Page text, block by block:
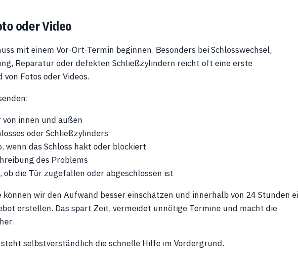
oder Video
mit einem Vor-Ort-Termin beginnen. Besonders bei Schlosswechsel,
Reparatur oder defekten Schließzylindern reicht oft eine erste
Fotos oder Videos.
innen und außen
oder Schließzylinders
wenn das Schloss hakt oder blockiert
des Problems
die Tür zugefallen oder abgeschlossen ist
wir den Aufwand besser einschätzen und innerhalb von 24 Stunden
erstellen. Das spart Zeit, vermeidet unnötige Termine und macht die
selbstverständlich die schnelle Hilfe im Vordergrund.